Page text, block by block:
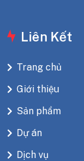
Liên Kết
Trang chủ
Giới thiệu
Sản phẩm
Dự án
Dịch vụ